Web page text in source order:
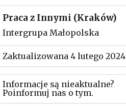
Praca z Innymi (Kraków)
Intergrupa Małopolska
Zaktualizowana 4 lutego 2024
Informacje są nieaktualne?
Poinformuj nas o tym.